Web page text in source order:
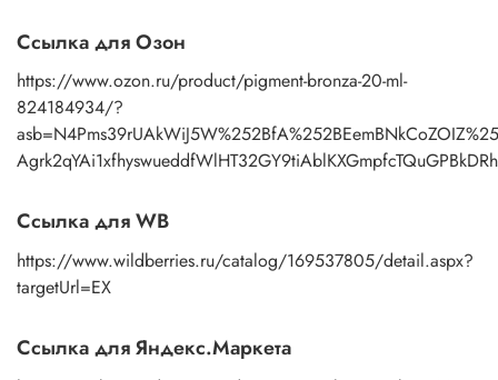
Ссылка для Озон
https://www.ozon.ru/product/pigment-bronza-20-ml-
824184934/?
Ссылка для WB
https://www.wildberries.ru/catalog/169537805/detail.aspx?
targetUrl=EX
Ссылка для Яндекс.Маркета